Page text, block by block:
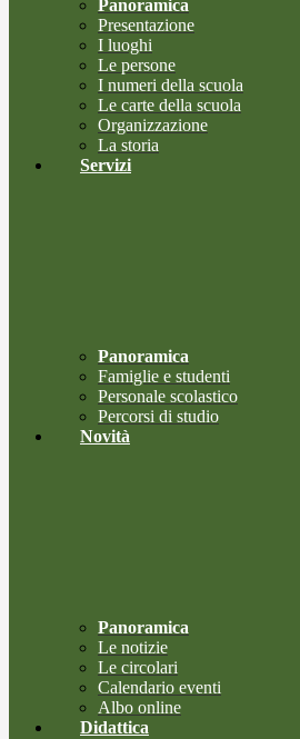
Panoramica
Presentazione
I luoghi
Le persone
I numeri della scuola
Le carte della scuola
Organizzazione
La storia
Servizi
Panoramica
Famiglie e studenti
Personale scolastico
Percorsi di studio
Novità
Panoramica
Le notizie
Le circolari
Calendario eventi
Albo online
Didattica